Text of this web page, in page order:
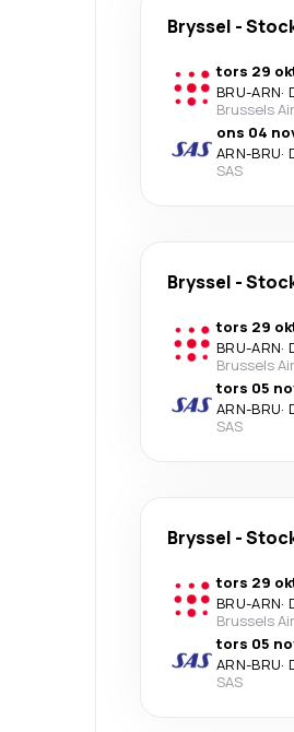
Bryssel -
tors 29
BRU-ARN·
Brussels
ons 04
ARN-BRU·
SAS
Bryssel -
tors 29
BRU-ARN·
Brussels
tors 05
ARN-BRU·
SAS
Bryssel -
tors 29
BRU-ARN·
Brussels
tors 05
ARN-BRU·
SAS